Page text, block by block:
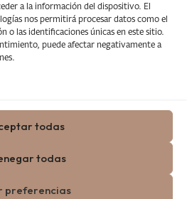
a la información del dispositivo. El
nos permitirá procesar datos como el
o las identificaciones únicas en este sitio.
puede afectar negativamente a
todas
todas
preferencias
Eventos Grupo
Lacomunicación